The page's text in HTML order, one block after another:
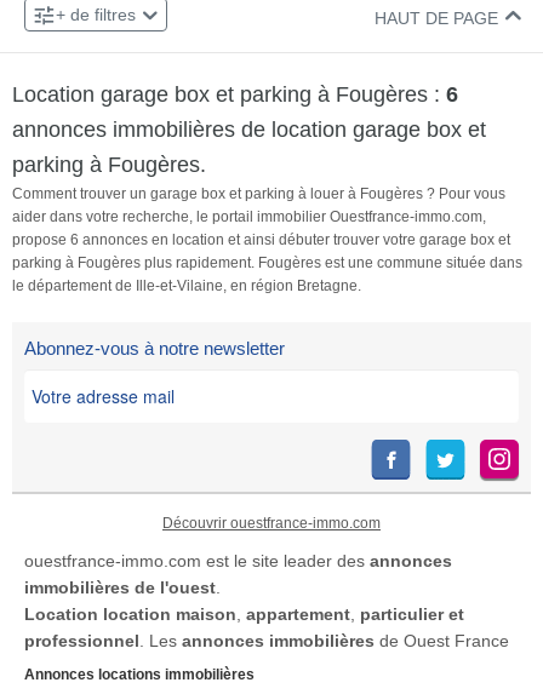
gouv. […] Voir l’annonce
de garantie : 120 €-
lieuxLes informations sur les
risques auxquels ce bien est
gouv. frLes […] Voir l’annonce
immobilière >>
Contacter le bailleur par téléphone au :
HAUT DE PAGE
+ de filtres
Location garage box et parking à Fougères : 6
annonces immobilières de location garage box et
parking à Fougères.
Comment trouver un garage box et parking à louer à Fougères ? Pour vous
aider dans votre recherche, le portail immobilier Ouestfrance-immo.com,
propose 6 annonces en location et ainsi débuter trouver votre garage box et
parking à Fougères plus rapidement. Fougères est une commune située dans
le département de Ille-et-Vilaine, en région Bretagne.
Abonnez-vous à notre newsletter
Découvrir ouestfrance-immo.com
ouestfrance-immo.com est le site leader des annonces
immobilières de l'ouest
Location location maison appartement particulier et
professionnel . Les annonces immobilières de Ouest France
Annonces locations immobilières